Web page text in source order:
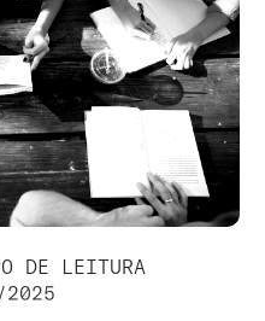
DE LEITURA